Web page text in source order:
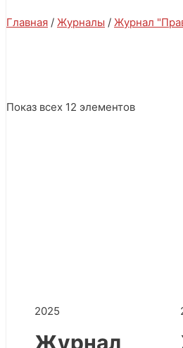
Главная / Журналы / Журнал
Показ всех 12 элементов
2025
Журнал